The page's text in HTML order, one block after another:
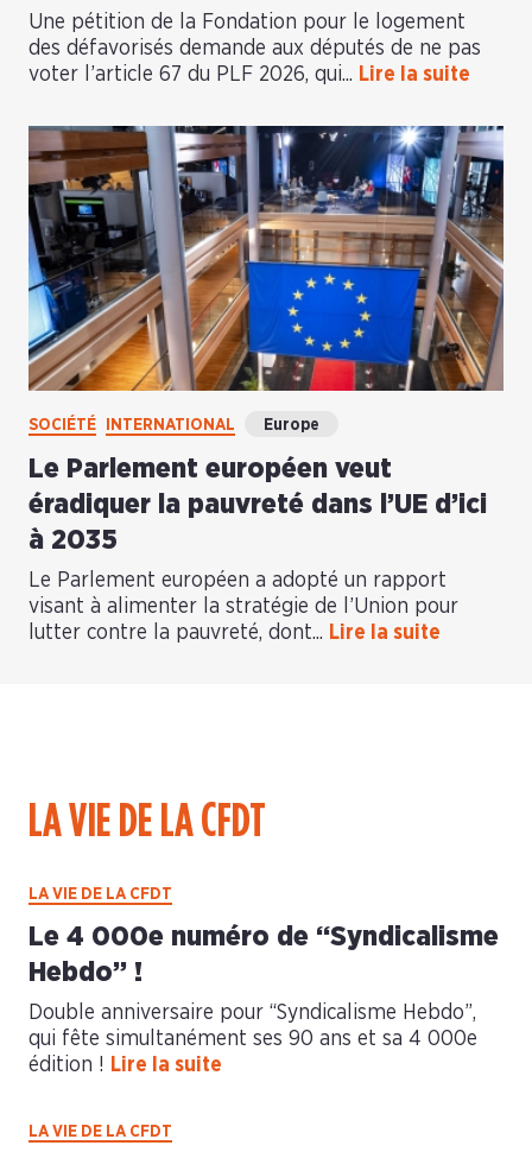
Une pétition de la Fondation pour le logement
des défavorisés demande aux députés de ne pas
voter l’article 67 du PLF 2026, qui... Lire la suite
SOCIÉTÉ INTERNATIONAL Europe
Le Parlement européen veut
éradiquer la pauvreté dans l’UE d’ici
à 2035
Le Parlement européen a adopté un rapport
visant à alimenter la stratégie de l’Union pour
lutter contre la pauvreté, dont... Lire la suite
LA VIE DE LA CFDT
LA VIE DE LA CFDT
Le 4 000e numéro de “Syndicalisme
Hebdo” !
Double anniversaire pour “Syndicalisme Hebdo”,
qui fête simultanément ses 90 ans et sa 4 000e
édition ! Lire la suite
LA VIE DE LA CFDT